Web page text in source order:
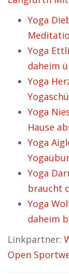
Yoga
Yoga
daheim
Yoga
Yoga
Hause
Yoga
Yoga
braucht
Yoga
daheim
Linkpartner:
Open